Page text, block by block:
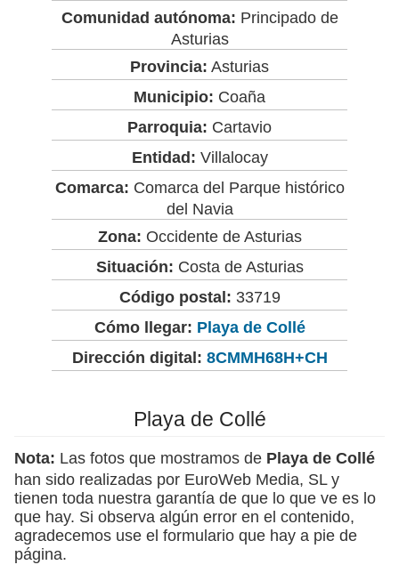
Comunidad autónoma: Principado de
Asturias
Provincia: Asturias
Municipio: Coaña
Parroquia: Cartavio
Entidad: Villalocay
Comarca: Comarca del Parque histórico
del Navia
Zona: Occidente de Asturias
Situación: Costa de Asturias
Código postal: 33719
Cómo llegar: Playa de Collé
Dirección digital: 8CMMH68H+CH
Playa de Collé
Nota: Las fotos que mostramos de Playa de Collé
han sido realizadas por EuroWeb Media, SL y
tienen toda nuestra garantía de que lo que ve es lo
que hay. Si observa algún error en el contenido,
agradecemos use el formulario que hay a pie de
página.